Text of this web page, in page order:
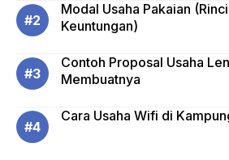
Modal Usaha Pakaian
Keuntungan)
Contoh Proposal Usaha
Membuatnya
Cara Usaha Wifi di